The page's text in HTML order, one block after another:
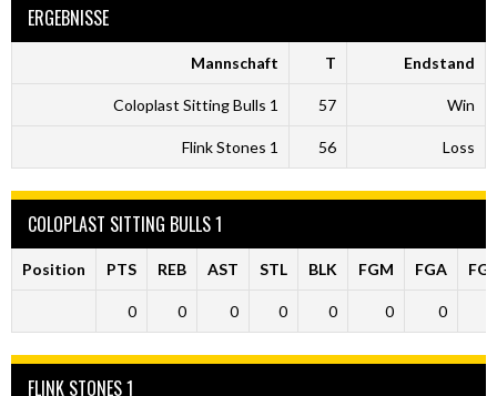
ERGEBNISSE
Mannschaft T Endstand
Coloplast Sitting Bulls 1 57 Win
Flink Stones 1 56 Loss
COLOPLAST SITTING BULLS 1
Position PTS REB AST STL BLK FGM FGA
0 0 0 0 0 0 0
FLINK STONES 1